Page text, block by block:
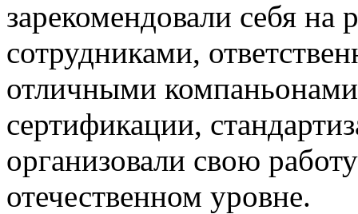
зарекомендовали себя
сотрудниками,
отличными
сертификации,
организовали свою
отечественном уровне.